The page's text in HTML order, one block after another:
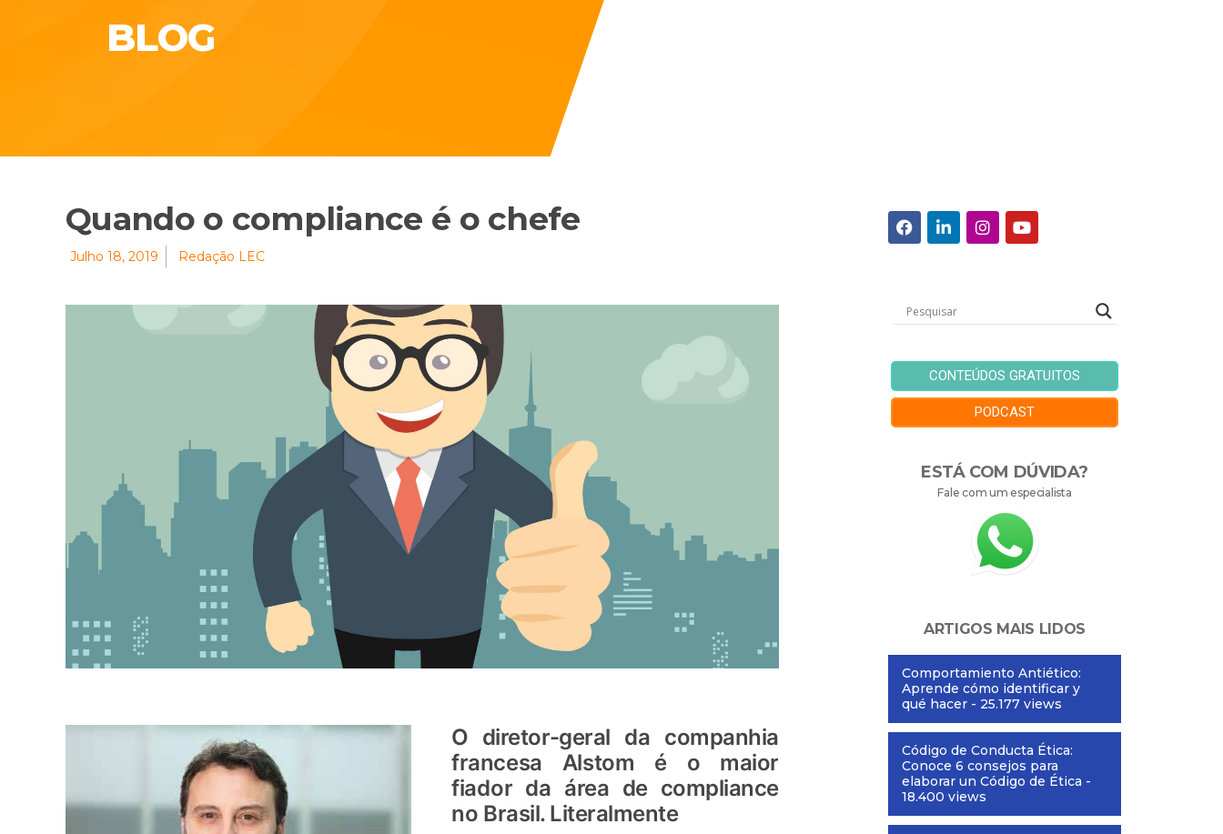
BLOG
Quando o compliance é o chefe
Julho 18, 2019 Redação LEC
O diretor-geral da companhia
francesa Alstom é o maior
fiador da área de compliance
no Brasil. Literalmente
CONTEÚDOS GRATUITOS
PODCAST
ESTÁ COM DÚVIDA?
Fale com um especialista
ARTIGOS MAIS LIDOS
Comportamiento Antiético:
Aprende cómo identificar y
qué hacer - 25.177 views
Código de Conducta Ética:
Conoce 6 consejos para
elaborar un Código de Ética -
18.400 views